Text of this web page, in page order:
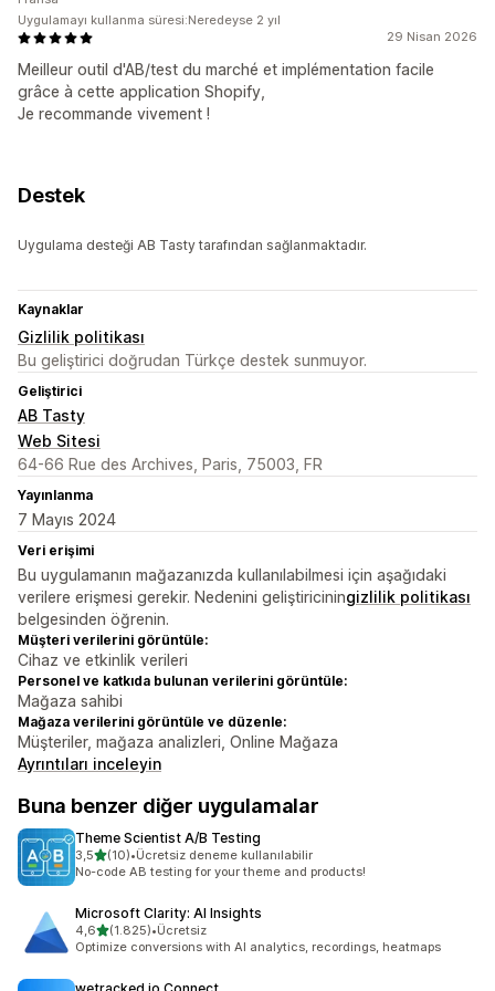
29 Nisan 2026
Meilleur outil d'AB/test du marché et implémentation facile
grâce à cette application Shopify,
Je recommande vivement !
Uygulamayı kullanma süresi:Neredeyse 2 yıl
Destek
Uygulama desteği AB Tasty tarafından sağlanmaktadır.
Kaynaklar
Gizlilik politikası
Bu geliştirici doğrudan Türkçe destek sunmuyor.
Geliştirici
AB Tasty
Web Sitesi
64-66 Rue des Archives, Paris, 75003, FR
Yayınlanma
7 Mayıs 2024
Veri erişimi
Bu uygulamanın mağazanızda kullanılabilmesi için aşağıdaki
verilere erişmesi gerekir. Nedenini geliştiriciningizlilik politikası
belgesinden öğrenin.
Müşteri verilerini görüntüle:
Cihaz ve etkinlik verileri
Personel ve katkıda bulunan verilerini görüntüle:
Mağaza sahibi
Mağaza verilerini görüntüle ve düzenle:
Müşteriler, mağaza analizleri, Online Mağaza
Ayrıntıları inceleyin
Buna benzer diğer uygulamalar
Theme Scientist A/B Testing
3,55 yıldız üzerinden
(10)
toplam 10 değerlendirme
•Ücretsiz deneme kullanılabilir
No-code AB testing for your theme and products!
Microsoft Clarity: AI Insights
4,65 yıldız üzerinden
(1.825)
toplam 1825 değerlendirme
•Ücretsiz
Optimize conversions with AI analytics, recordings, heatmaps